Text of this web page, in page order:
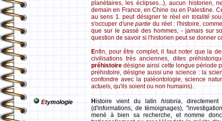
planétaires, les éclipses...), aucun historien,
demain en France, en Chine ou en Palestine.
au sens 1. peut désigner le réelen totalité
s'occuper d'unepartie du réel : l'histoire,
que sur le passé des hommes, - jamais sur
question de savoir si l'historien peut se donner
Enfin, pour être complet, il faut noter que la
civilisations très anciennes, dites
préhistoire désigne ainsi cette longue période
préhistoire, désigne aussi une science : la
confondre avec la paléontologie, science
actuels, qu'ils soient ou non humains).
Etymologie Histoire vient du latin historia,
(d'informations, de témoignages),
mené à bien sa recherche, et nomme